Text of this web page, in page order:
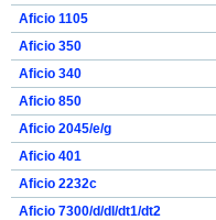
Aficio 1105
Aficio 350
Aficio 340
Aficio 850
Aficio 2045/e/g
Aficio 401
Aficio 2232c
Aficio 7300/d/dl/dt1/dt2